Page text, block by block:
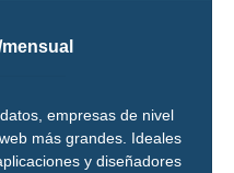
empresas de nivel
más grandes. Ideales
y diseñadores